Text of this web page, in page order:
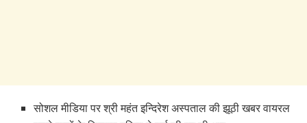
सोशल मीडिया पर श्री महंत इन्दिरेश अस्पताल की झूठीखबर वायरल